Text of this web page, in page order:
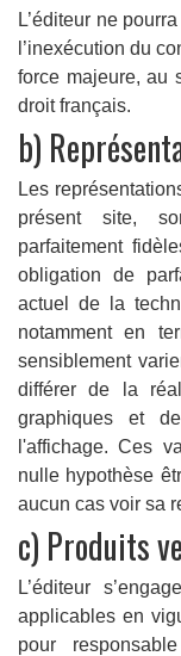
L’éditeur ne
l’inexécution du
force majeure, au
droit français.
b)
Les
présent site,
parfaitement
obligation de
actuel de la
notamment en
sensiblement
différer de la
graphiques et
l'affichage. Ces
nulle hypothèse
aucun cas voir sa
c) Produits
L’éditeur
applicables en
pour